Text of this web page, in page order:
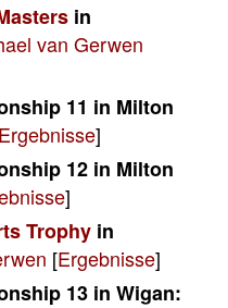
in
van Gerwen
11 in Milton
Ergebnisse]
12 in Milton
]
Trophy in
[Ergebnisse]
13 in Wigan: